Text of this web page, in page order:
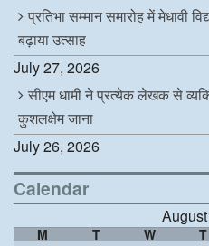
प्रतिभा सम्मान समारोह में मेधावी
बढ़ाया उत्साह
July 27, 2026
सीएम धामी ने प्रत्येक लेखक से
कुशलक्षेम जाना
July 26, 2026
Calendar
M T W T